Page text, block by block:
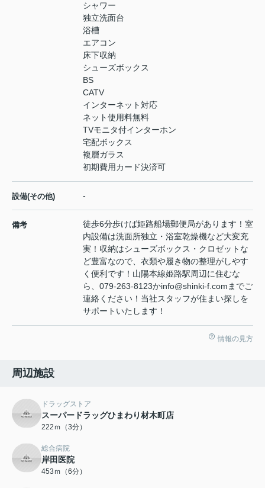
シャワー
独立洗面台
浴槽
エアコン
床下収納
シューズボックス
BS
CATV
インターネット対応
ネット使用料無料
TVモニタ付インターホン
宅配ボックス
複層ガラス
初期費用カード決済可
設備(その他) -
備考
徒歩6分歩けば姫路船場郵便局があります！室
内設備は洗面所独立・浴室乾燥機など大変充
実！収納はシューズボックス・クロゼットな
ど豊富なので、衣類や履き物の整理がしやす
く便利です！山陽本線姫路駅周辺に住むな
ら、079-263-8123かinfo@shinki-f.comまでご
連絡ください！当社スタッフが住まい探しを
サポートいたします！
情報の見方
周辺施設
ドラッグストア
スーパードラッグひまわり材木町店
222ｍ（3分）
総合病院
岸田医院
453ｍ（6分）